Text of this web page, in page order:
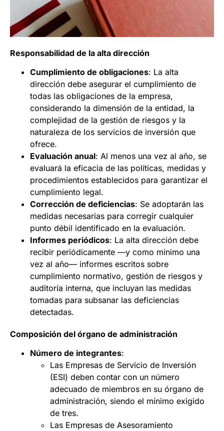
Responsabilidad de la alta dirección
Cumplimiento de obligaciones: La alta
dirección debe asegurar el cumplimiento de
todas las obligaciones de la empresa,
considerando la dimensión de la entidad, la
complejidad de la gestión de riesgos y la
naturaleza de los servicios de inversión que
ofrece.
Evaluación anual: Al menos una vez al año, se
evaluará la eficacia de las políticas, medidas y
procedimientos establecidos para garantizar el
cumplimiento legal.
Corrección de deficiencias: Se adoptarán las
medidas necesarias para corregir cualquier
punto débil identificado en la evaluación.
Informes periódicos: La alta dirección debe
recibir periódicamente —y como mínimo una
vez al año— informes escritos sobre
cumplimiento normativo, gestión de riesgos y
auditoría interna, que incluyan las medidas
tomadas para subsanar las deficiencias
detectadas.
Composición del órgano de administración
Número de integrantes:
Las Empresas de Servicio de Inversión
(ESI) deben contar con un número
adecuado de miembros en su órgano de
administración, siendo el mínimo exigido
de tres.
Las Empresas de Asesoramiento